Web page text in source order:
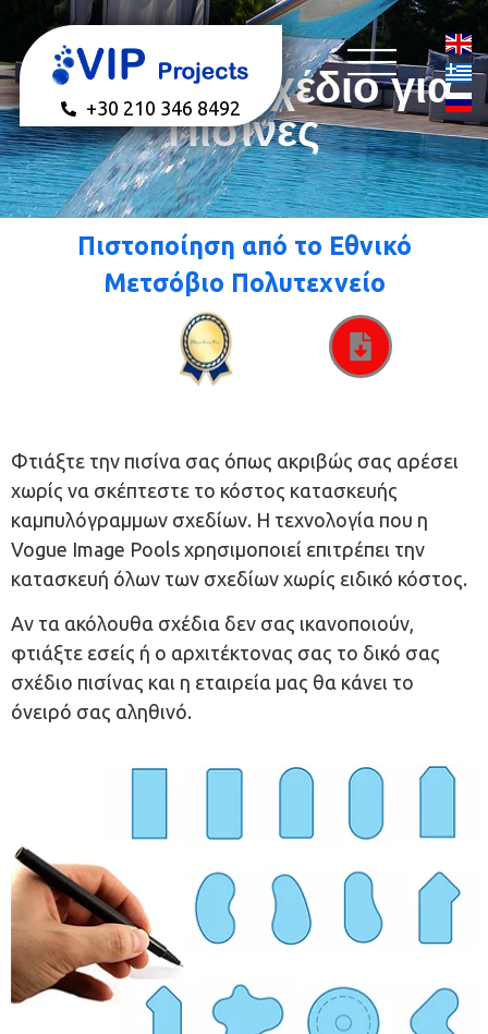
+30 210 346 8492
Ελεύθερο Σχέδιο για
Πισίνες
Πιστοποίηση από το Εθνικό
Μετσόβιο Πολυτεχνείο
Φτιάξτε την πισίνα σας όπως ακριβώς σας αρέσει
χωρίς να σκέπτεστε το κόστος κατασκευής
καμπυλόγραμμων σχεδίων. Η τεχνολογία που η
Vogue Image Pools χρησιμοποιεί επιτρέπει την
κατασκευή όλων των σχεδίων χωρίς ειδικό κόστος.
Αν τα ακόλουθα σχέδια δεν σας ικανοποιούν,
φτιάξτε εσείς ή ο αρχιτέκτονας σας το δικό σας
σχέδιο πισίνας και η εταιρεία μας θα κάνει το
όνειρό σας αληθινό.